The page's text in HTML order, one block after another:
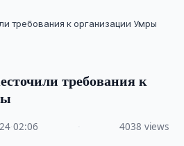
требования к организации Умры
требования к
·02:06 4038 views